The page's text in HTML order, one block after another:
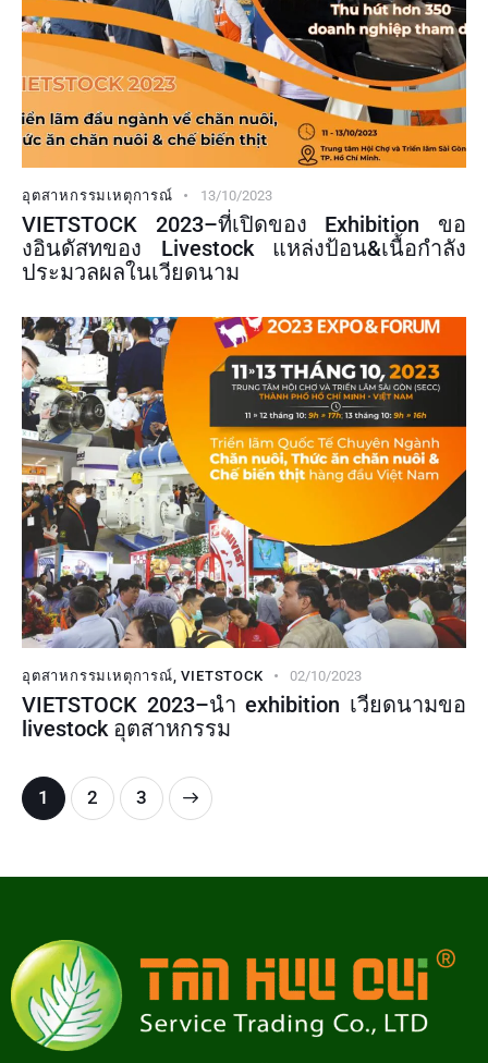
อุตสาหกรรมเหตุการณ์ 13/10/2023
VIETSTOCK 2023–ที่เปิดของ Exhibition ขอ
งอินดัสทของ Livestock แหล่งป้อน&เนื้อกำลัง
ประมวลผลในเวียดนาม
อุตสาหกรรมเหตุการณ์ ,VIETSTOCK 02/10/2023
VIETSTOCK 2023–นำ exhibition เวียดนามขอ
livestock อุตสาหกรรม
1 2 3